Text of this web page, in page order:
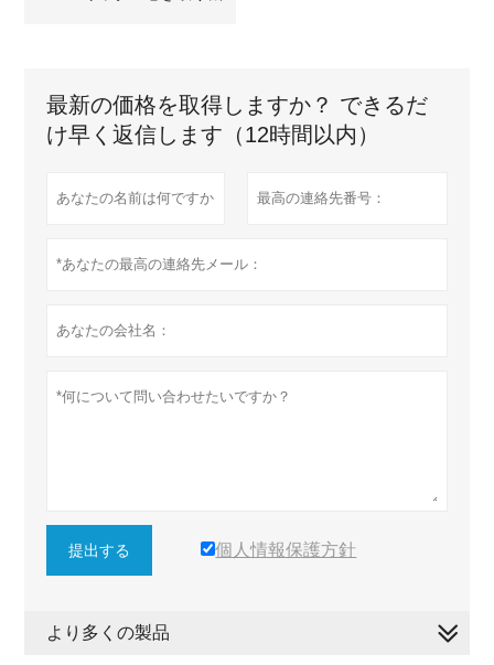
最新の価格を取得しますか？ できるだ
け早く返信します（12時間以内）
提出する 個人情報保護方針
より多くの製品